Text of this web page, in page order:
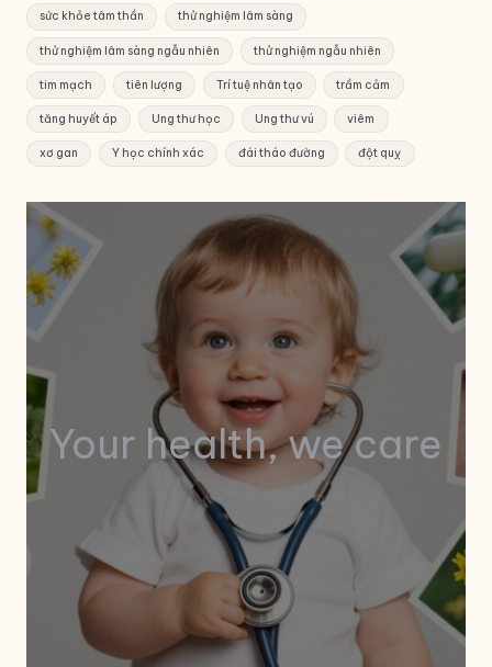
sức khỏe tâm thần thử nghiệm lâm sàng
thử nghiệm lâm sàng ngẫu nhiên thử nghiệm ngẫu nhiên
tim mạch tiên lượng Trí tuệ nhân tạo trầm cảm
tăng huyết áp Ung thư học Ung thư vú viêm
xơ gan Y học chính xác đái tháo đường đột quỵ
Your health, we care